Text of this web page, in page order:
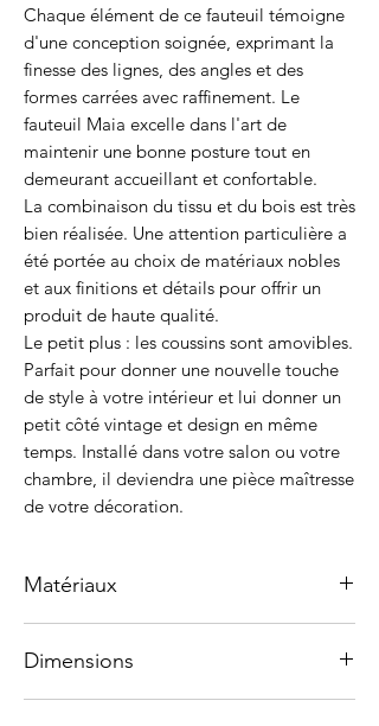
Chaque élément de ce fauteuil témoigne
d'une conception soignée, exprimant la
finesse des lignes, des angles et des
formes carrées avec raffinement. Le
fauteuil Maia excelle dans l'art de
maintenir une bonne posture tout en
demeurant accueillant et confortable.
La combinaison du tissu et du bois est très
bien réalisée. Une attention particulière a
été portée au choix de matériaux nobles
et aux finitions et détails pour offrir un
produit de haute qualité.
Le petit plus : les coussins sont amovibles.
Parfait pour donner une nouvelle touche
de style à votre intérieur et lui donner un
petit côté vintage et design en même
temps. Installé dans votre salon ou votre
chambre, il deviendra une pièce maîtresse
de votre décoration.
Matériaux
Teck brésilien
Dimensions